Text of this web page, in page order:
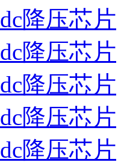
降压芯片
降压芯片
降压芯片
降压芯片
降压芯片